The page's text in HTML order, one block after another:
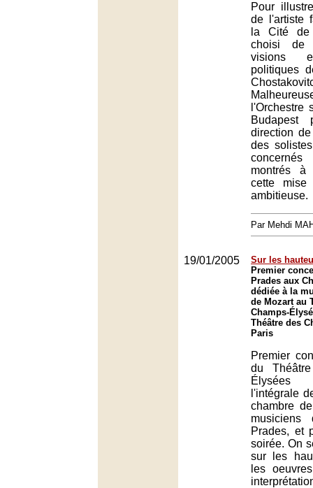
Pour
de l'artiste
la Cité
choisi de
visions
politiques
l'Orchestre
direction
des
montrés
cette mise
ambitieuse.
Par Mehdi
19/01/2005
Sur les
Premier
Prades aux
dédiée à la
de Mozart au
Champs-
Théâtre des
Paris
Premier
du
Élysées
l'intégrale
chambre
Prades, et
soirée. On
sur les
les